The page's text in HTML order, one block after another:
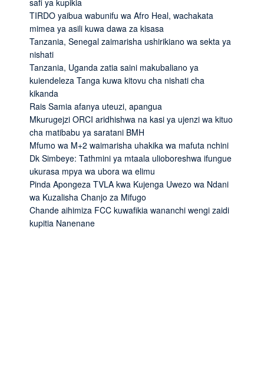
TIRDO yaibua wabunifu wa Afro Heal, wachakata
mimea ya asili kuwa dawa za kisasa
Tanzania, Senegal zaimarisha ushirikiano wa sekta ya
nishati
Tanzania, Uganda zatia saini makubaliano ya
kuiendeleza Tanga kuwa kitovu cha nishati cha
kikanda
Rais Samia afanya uteuzi, apangua
Mkurugejzi ORCI aridhishwa na kasi ya ujenzi wa kituo
cha matibabu ya saratani BMH
Mfumo wa M+2 waimarisha uhakika wa mafuta nchini
Dk Simbeye: Tathmini ya mtaala ulioboreshwa ifungue
ukurasa mpya wa ubora wa elimu
Pinda Apongeza TVLA kwa Kujenga Uwezo wa Ndani
wa Kuzalisha Chanjo za Mifugo
Chande aihimiza FCC kuwafikia wananchi wengi zaidi
kupitia Nanenane